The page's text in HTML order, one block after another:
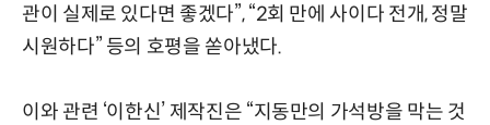
관이 실제로 있다면 좋겠다”, “2회 만에 사이다 전개, 정말
시원하다” 등의 호평을 쏟아냈다.
이와 관련 ‘이한신’ 제작진은 “지동만의 가석방을 막는 것